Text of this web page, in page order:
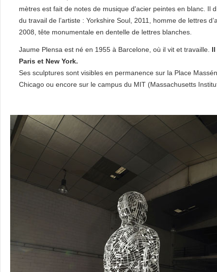
mètres est fait de notes de musique d'acier peintes en blanc. Il
du travail de l’artiste : Yorkshire Soul, 2011, homme de lettres
2008, tête monumentale en dentelle de lettres blanches.
Jaume Plensa est né en 1955 à Barcelone, où il vit et travaille.
Paris et New York.
Ses sculptures sont visibles en permanence sur la Place
Chicago ou encore sur le campus du MIT (Massachusetts